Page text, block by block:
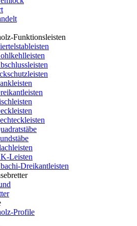
Funktionsleisten
Leisten
Dreikantleisten
Profile